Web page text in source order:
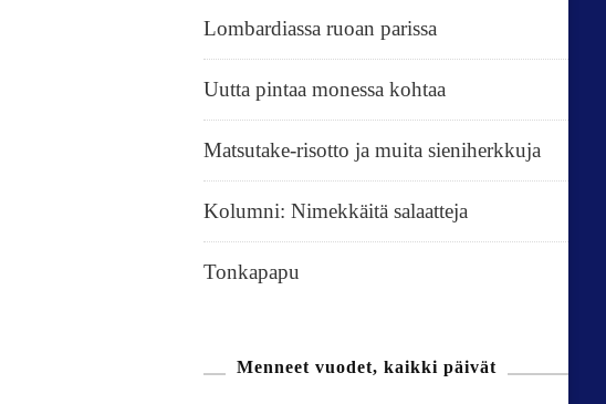
Lombardiassa ruoan parissa
Uutta pintaa monessa kohtaa
Matsutake-risotto ja muita sieniherkkuja
Kolumni: Nimekkäitä salaatteja
Tonkapapu
Menneet vuodet, kaikki päivät